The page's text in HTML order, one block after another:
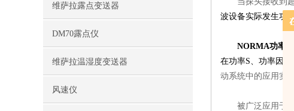
维萨拉露点变送器
DM70露点仪
维萨拉温湿度变送器
风速仪
波设备实际发生功
NORMA功率分
在功率S、功率因
动系统中的应用实例
被广泛应用于电